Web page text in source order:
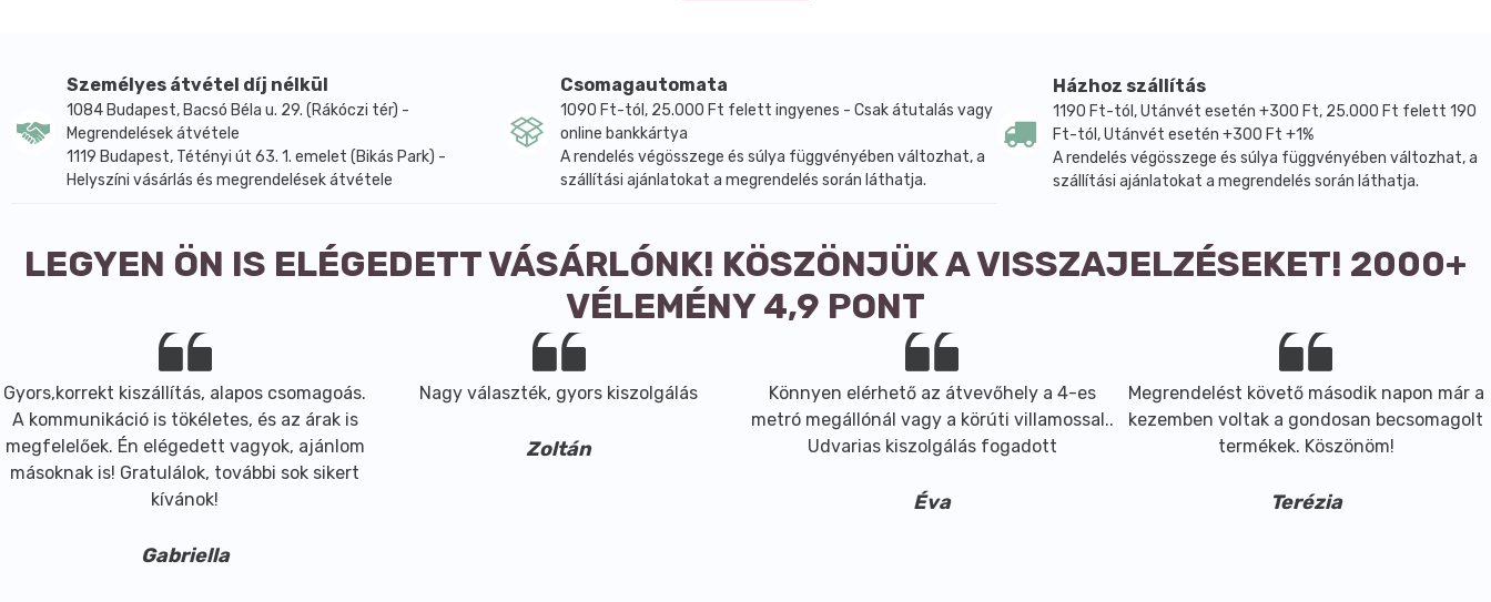
Személyes átvétel díj nélkül
1084 Budapest, Bacsó Béla u. 29. (Rákóczi tér) -
Megrendelések átvétele
1119 Budapest, Tétényi út 63. 1. emelet (Bikás Park) -
Helyszíni vásárlás és megrendelések átvétele
Csomagautomata
1090 Ft-tól, 25.000 Ft felett ingyenes - Csak átutalás vagy
online bankkártya
A rendelés végösszege és súlya függvényében változhat, a
szállítási ajánlatokat a megrendelés során láthatja.
Házhoz szállítás
1190 Ft-tól, Utánvét esetén +300 Ft, 25.000 Ft felett 190
Ft-tól, Utánvét esetén +300 Ft +1%
A rendelés végösszege és súlya függvényében változhat, a
szállítási ajánlatokat a megrendelés során láthatja.
LEGYEN ÖN IS ELÉGEDETT VÁSÁRLÓNK! KÖSZÖNJÜK A VISSZAJELZÉSEKET! 2000+
VÉLEMÉNY 4,9 PONT
Gyors,korrekt kiszállítás, alapos csomagoás.
A kommunikáció is tökéletes, és az árak is
megfelelőek. Én elégedett vagyok, ajánlom
másoknak is! Gratulálok, további sok sikert
kívánok!
Gabriella
Nagy választék, gyors kiszolgálás
Zoltán
Könnyen elérhető az átvevőhely a 4-es
metró megállónál vagy a körúti villamossal..
Udvarias kiszolgálás fogadott
Éva
Megrendelést követő második napon már a
kezemben voltak a gondosan becsomagolt
termékek. Köszönöm!
Terézia